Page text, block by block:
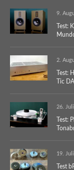
9.
Test:
2.
Test:
Tic
26.
Test:
19.
Test